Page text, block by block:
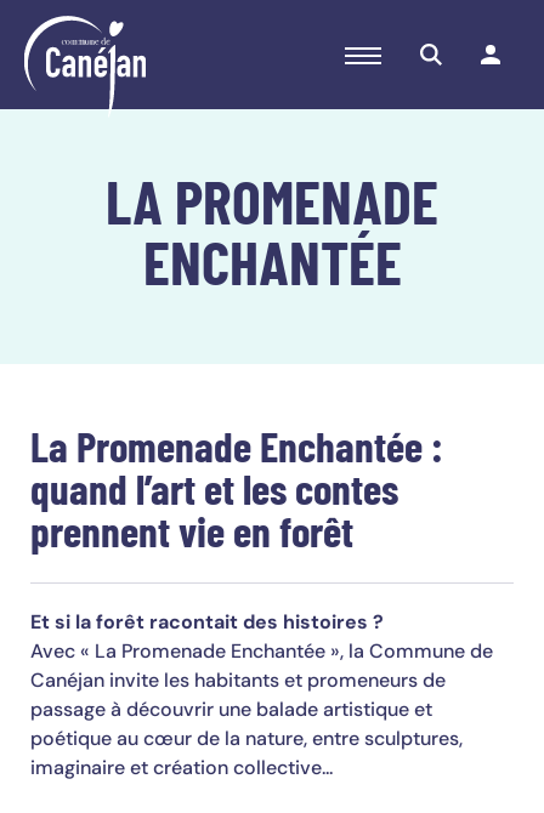
Aller au contenu
Aller à la navigation principale
Aller au pied de page
OUVRIR LE
MENU
DE NAVIGATION
LA PROMENADE
ENCHANTÉE
La Promenade Enchantée :
quand l’art et les contes
prennent vie en forêt
Et si la forêt racontait des histoires ?
Avec « La Promenade Enchantée », la Commune de
Canéjan invite les habitants et promeneurs de
passage à découvrir une balade artistique et
poétique au cœur de la nature, entre sculptures,
imaginaire et création collective...